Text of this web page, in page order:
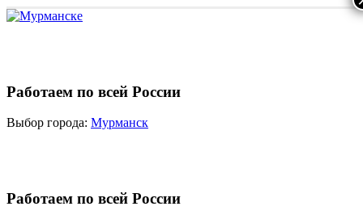
Работаем по всей России
Выбор города: Мурманск
Работаем по всей России